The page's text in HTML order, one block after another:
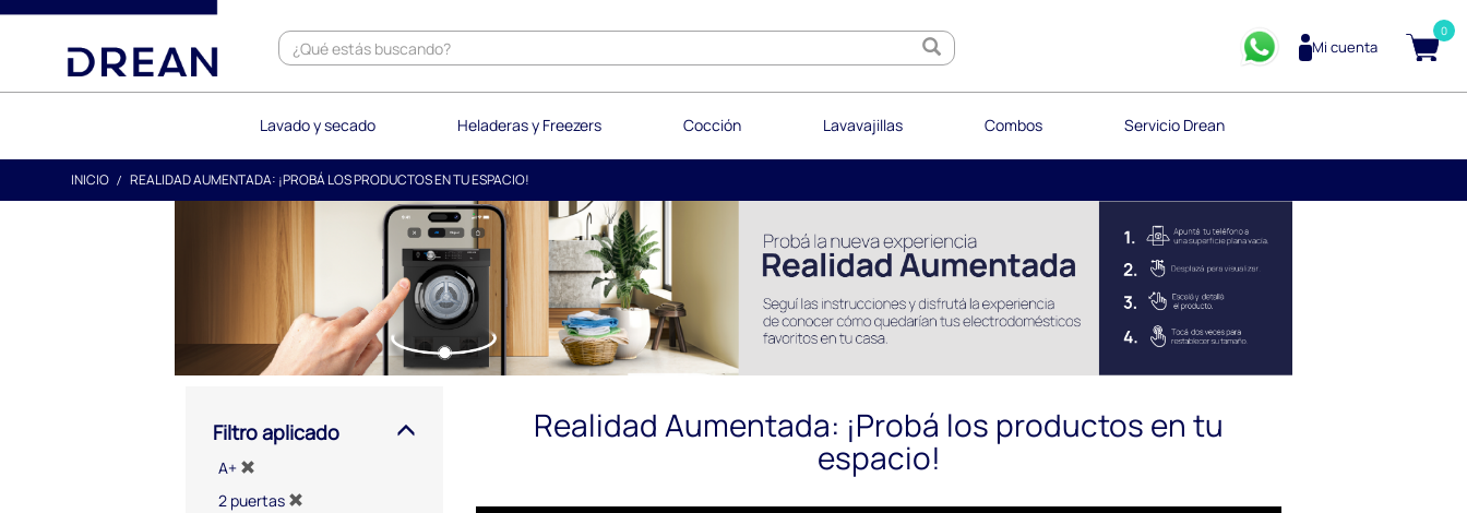
text.skipToContent
text.skipToNavigation
Mi cuenta
0
Lavado y secado Heladeras y Freezers Cocción Lavavajillas Combos Servicio Drean
INICIO REALIDAD AUMENTADA: ¡PROBÁ LOS PRODUCTOS EN TU ESPACIO!
Filtro aplicado
A+
2 puertas
Realidad Aumentada: ¡Probá los productos en tu
espacio!